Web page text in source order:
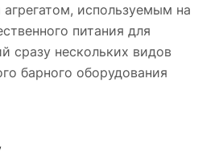
используемым на
питания для
сразу нескольких видов
барного оборудования